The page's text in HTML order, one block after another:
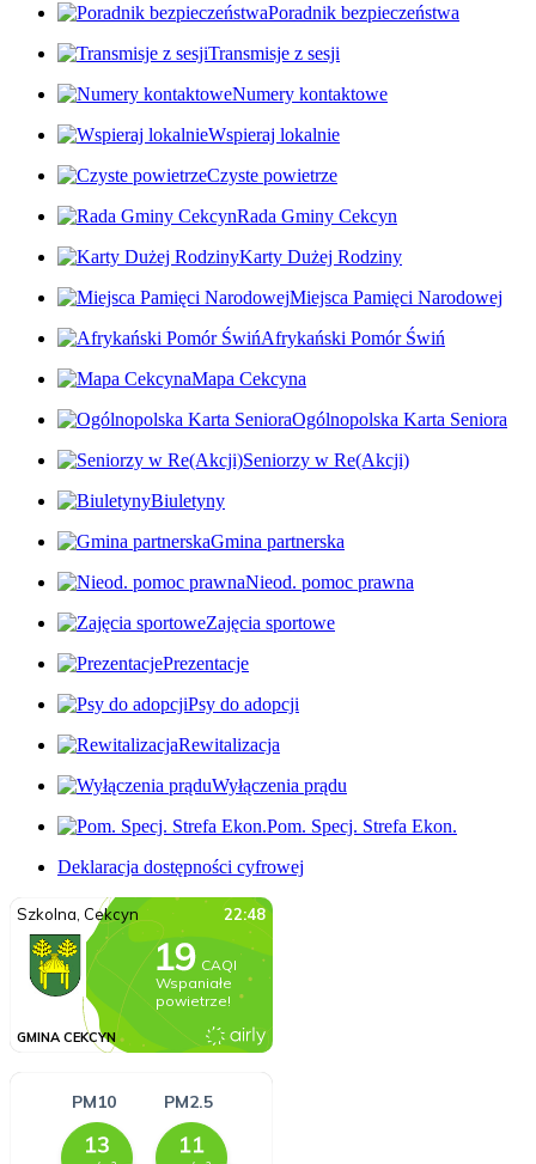
Poradnik bezpieczeństwa
Transmisje z sesji
Numery kontaktowe
Wspieraj lokalnie
Czyste powietrze
Rada Gminy Cekcyn
Karty Dużej Rodziny
Miejsca Pamięci Narodowej
Afrykański Pomór Świń
Mapa Cekcyna
Ogólnopolska Karta Seniora
Seniorzy w Re(Akcji)
Biuletyny
Gmina partnerska
Nieod. pomoc prawna
Zajęcia sportowe
Prezentacje
Psy do adopcji
Rewitalizacja
Wyłączenia prądu
Pom. Specj. Strefa Ekon.
Deklaracja dostępności cyfrowej